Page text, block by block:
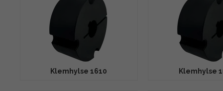
Klemhylse 1610 Klemhylse